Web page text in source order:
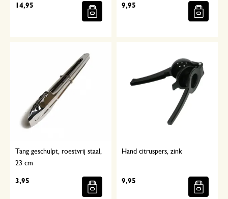
14,95 9,95
Tang geschulpt, roestvrij staal,
23 cm
3,95
Hand citruspers, zink
9,95